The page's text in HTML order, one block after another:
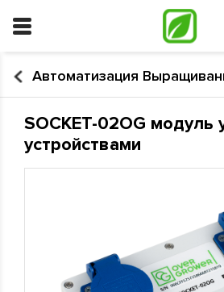
Автоматизация
SOCKET-02OG модуль
устройствами